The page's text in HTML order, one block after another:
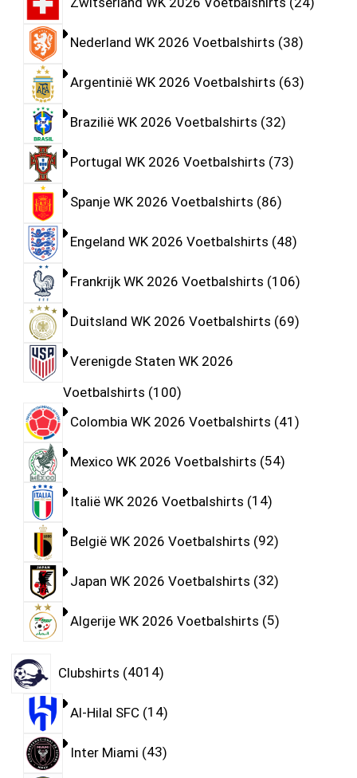
Nederland WK 2026 Voetbalshirts 38
Argentinië WK 2026 Voetbalshirts 63
Brazilië WK 2026 Voetbalshirts 32
Portugal WK 2026 Voetbalshirts 73
Spanje WK 2026 Voetbalshirts 86
Engeland WK 2026 Voetbalshirts 48
Frankrijk WK 2026 Voetbalshirts 106
Duitsland WK 2026 Voetbalshirts 69
Verenigde Staten WK 2026
Voetbalshirts 100
Colombia WK 2026 Voetbalshirts 41
Mexico WK 2026 Voetbalshirts 54
Italië WK 2026 Voetbalshirts 14
België WK 2026 Voetbalshirts 92
Japan WK 2026 Voetbalshirts 32
Algerije WK 2026 Voetbalshirts 5
Clubshirts 4014
Al-Hilal SFC 14
Inter Miami 43